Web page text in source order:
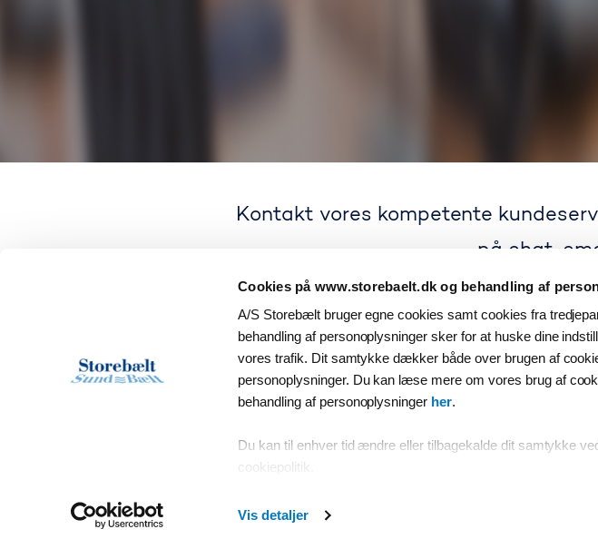
Cookies på www.storebaelt.dk og behandling af
A/S Storebælt bruger egne cookies samt cookies fra
behandling af personoplysninger sker for at huske dine
vores trafik. Dit samtykke dækker både over brugen af
personoplysninger. Du kan læse mere om vores brug af
behandling af personoplysninger her.
Du kan til enhver tid ændre eller tilbagekalde dit samtykke
cookiepolitik.
Vis detaljer
Kontakt vores kompetente
på chat,
Få svar på de
samarbejdspartnere –